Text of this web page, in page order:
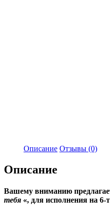
Описание Отзывы (0)
Описание
Вашему вниманию
тебя «, для исполнения на 6-